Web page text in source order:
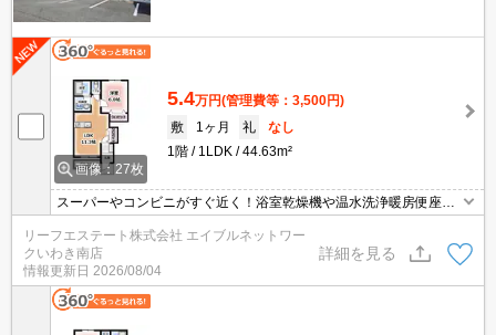
画像：27枚
5.4万円(管理費等：3,500円)
敷
1ヶ月 礼
なし
1階
1LDK 44.63m²
スーパーやコンビニがすぐ近く！浴室乾燥機や温水洗浄暖房便座が
リーフエステート株式会社 エイブルネットワー
クいわき南店
情報更新日 2026/08/04
詳細を見る